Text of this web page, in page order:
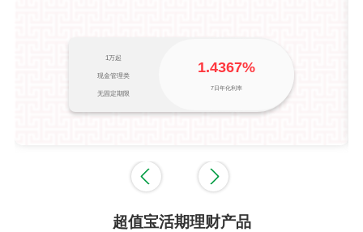
1万起
现金管理类
无固定期限
1.4367%
7日年化利率
超值宝活期理财产品